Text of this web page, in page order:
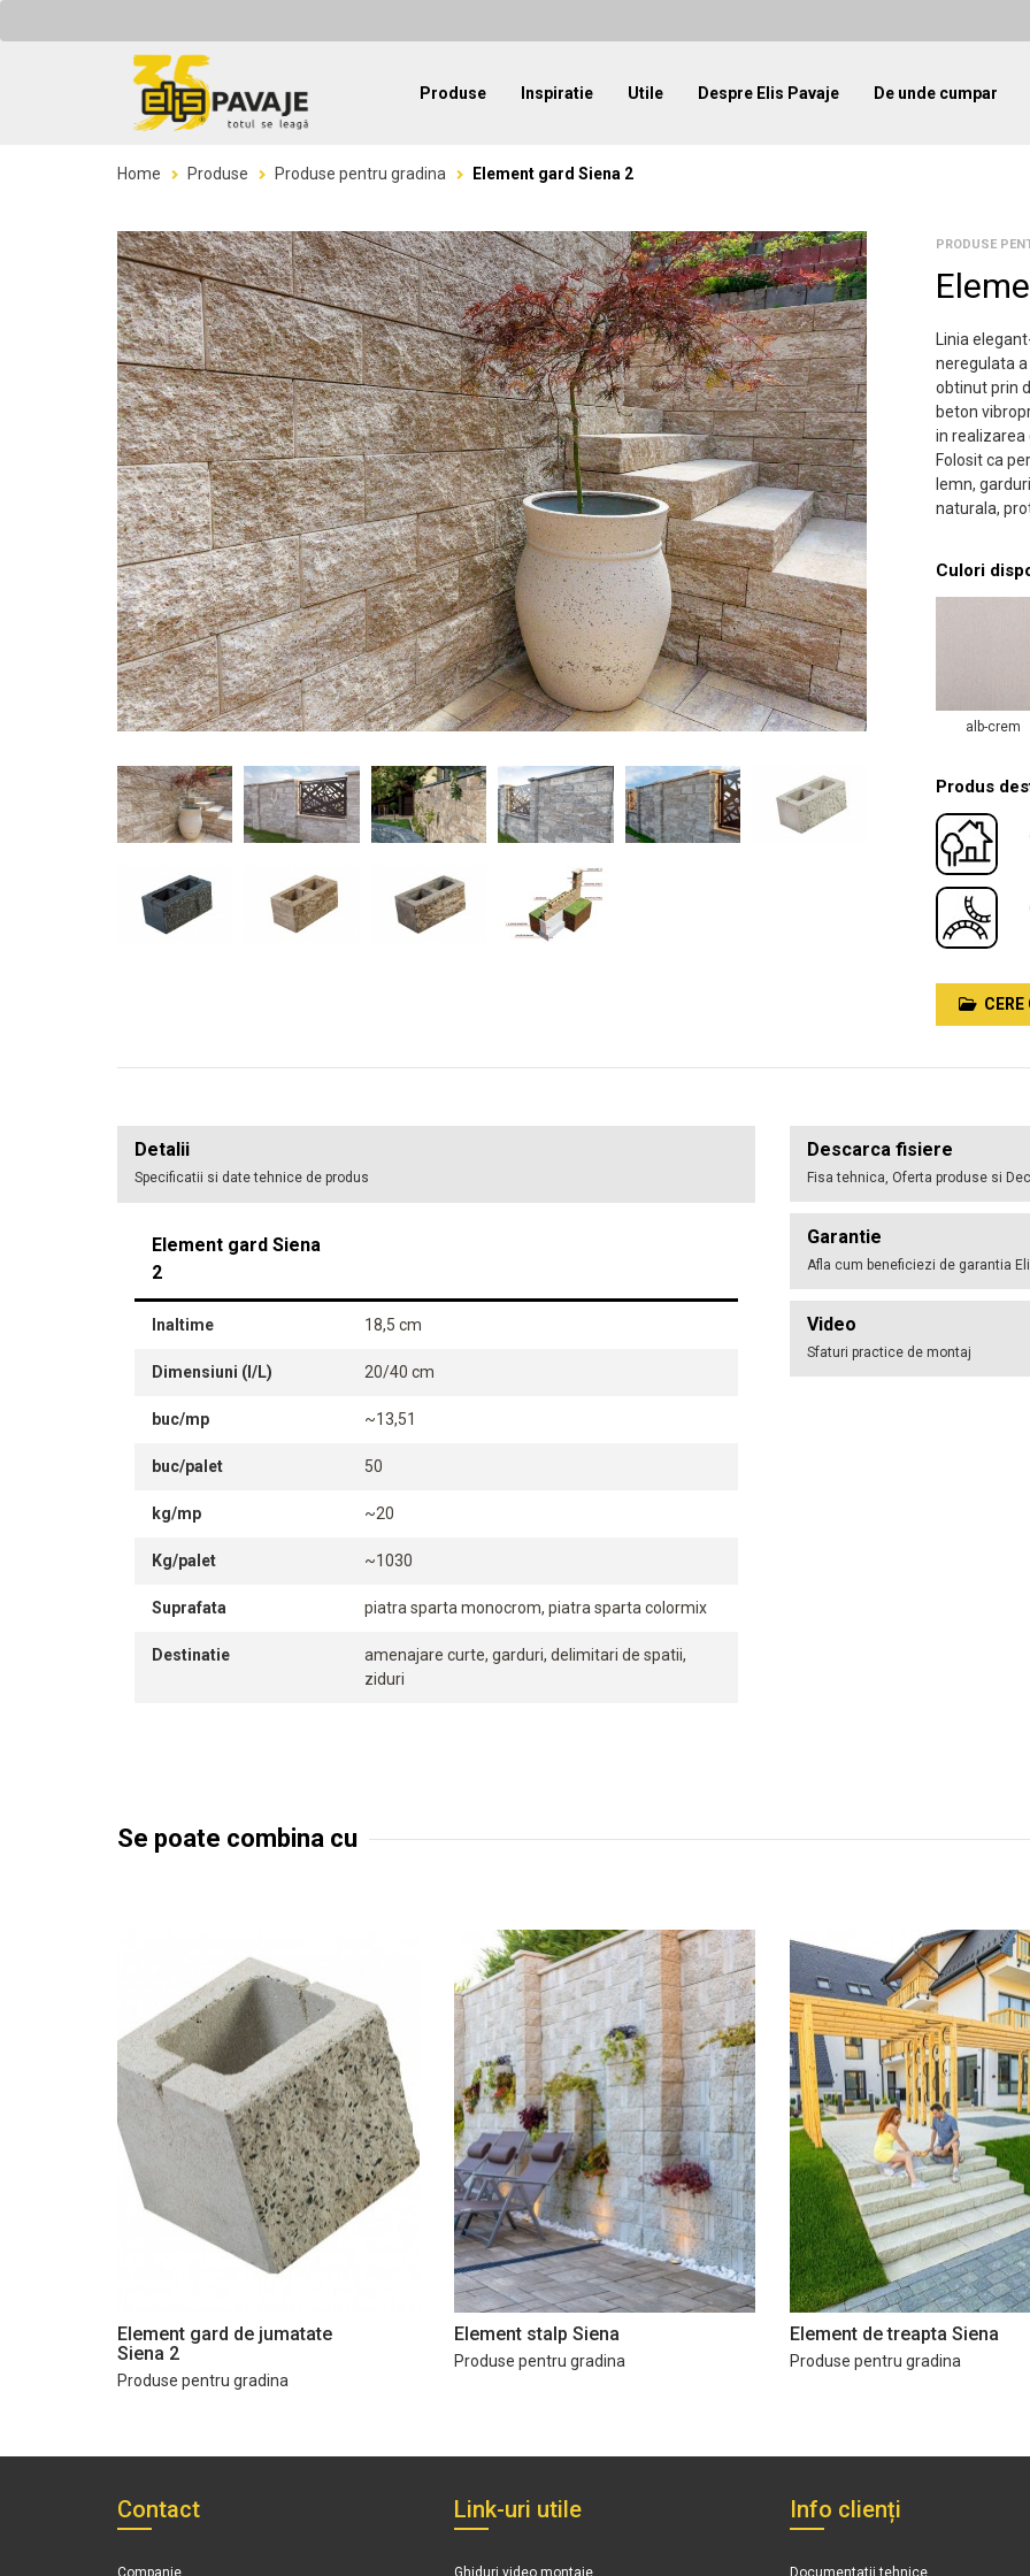
Produse Inspiratie Utile Despre Elis Pavaje De unde cumpar
Home Produse Produse pentru gradina Element gard Siena 2
PRODUSE
Linia
neregulata
obtinut prin
beton
in realizarea
Folosit ca
lemn,
naturala,
Culori
alb-crem
Produs
CERE
Detalii
Specificatii si date tehnice de produs
Element gard Siena
2
Inaltime 18,5 cm
Dimensiuni (l/L) 20/40 cm
buc/mp ~13,51
buc/palet 50
kg/mp ~20
Kg/palet ~1030
Suprafata piatra sparta monocrom, piatra sparta colormix
Destinatie
amenajare curte, garduri, delimitari de spatii,
ziduri
Descarca fisiere
Fisa tehnica, Oferta produse si
Garantie
Afla cum beneficiezi de garantia
Video
Sfaturi practice de montaj
Se poate combina cu
Element gard de jumatate
Siena 2
Produse pentru gradina
Element stalp Siena
Produse pentru gradina
Element de treapta Siena
Produse pentru gradina
Contact Link-uri utile Info clienți